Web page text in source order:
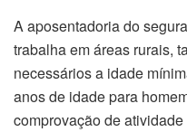
A aposentadoria do
trabalha em áreas rurais,
necessários a idade
anos de idade para
comprovação de